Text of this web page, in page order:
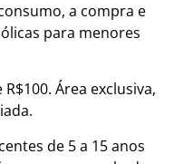
a compra e
para menores
Área exclusiva,
de 5 a 15 anos